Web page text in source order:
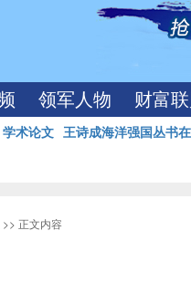
领军人物 财富
学术论文 王诗成海洋强国丛书
>> 正文内容